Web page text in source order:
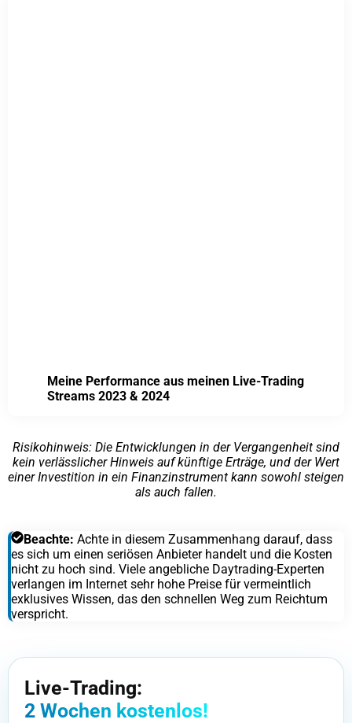
Meine Performance aus meinen Live-Trading
Streams 2023 & 2024
Risikohinweis: Die Entwicklungen in der Vergangenheit sind
kein verlässlicher Hinweis auf künftige Erträge, und der Wert
einer Investition in ein Finanzinstrument kann sowohl steigen
als auch fallen.
Beachte: Achte in diesem Zusammenhang darauf, dass
es sich um einen seriösen Anbieter handelt und die Kosten
nicht zu hoch sind. Viele angebliche Daytrading-Experten
verlangen im Internet sehr hohe Preise für vermeintlich
exklusives Wissen, das den schnellen Weg zum Reichtum
verspricht.
Live-Trading:
2 Wochen kostenlos!